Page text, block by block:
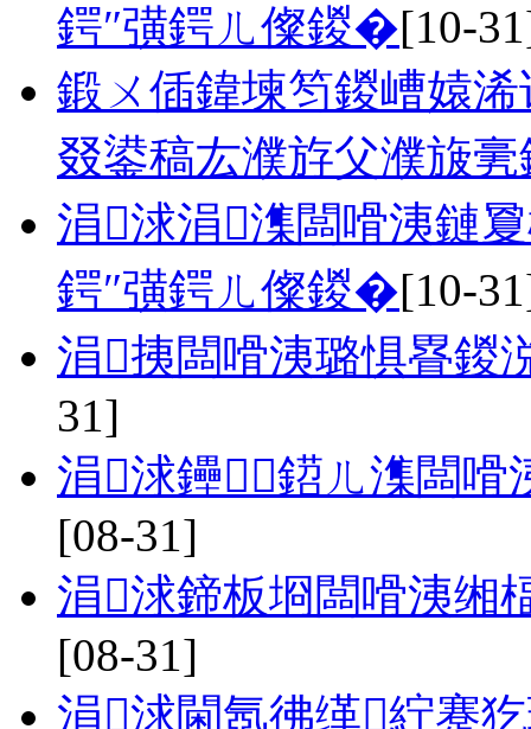
鍔″彉鍔ㄦ儏鍐�[10-
鍛ㄨ偛鍏堜笉鍐嶆媴
叕鍙稿厷濮斿父濮旇
涓浗涓潗闆嗗洟鏈
鍔″彉鍔ㄦ儏鍐�[10-
涓挗闆嗗洟璐惧疂鍐
31]
涓浗鑸┖鍣ㄦ潗闆嗗
[08-31]
涓浗鍗板埛闆嗗洟缃
[08-31]
涓浗閫氬彿缂紵蹇